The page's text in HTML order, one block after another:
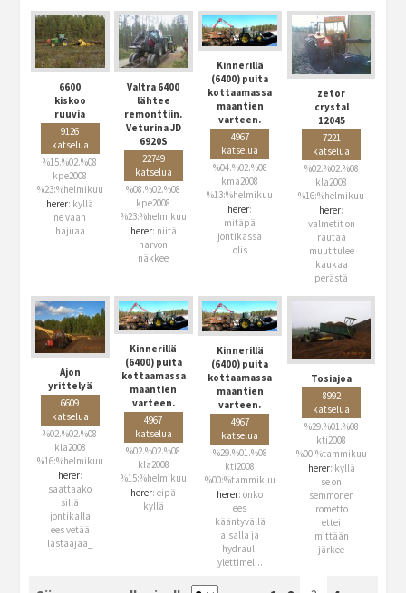
6600
kiskoo
ruuvia
9126
katselua
%15.%02.%08
kpe2008
%23:%helmikuu
herer: kyllä
ne vaan
hajuaa
Valtra 6400
lähtee
remonttiin.
Veturina JD
6920S
22749
katselua
%08.%02.%08
kpe2008
%23:%helmikuu
herer: niitä
harvon
näkkee
Kinnerillä
(6400) puita
kottaamassa
maantien
varteen.
4967
katselua
%04.%02.%08
kma2008
%13:%helmikuu
herer:
mitäpä
jontikassa
olis
zetor
crystal
12045
7221
katselua
%02.%02.%08
kla2008
%16:%helmikuu
herer:
valmetit on
rautaa
muut tulee
kaukaa
perästä
Ajon
yrittelyä
6609
katselua
%02.%02.%08
kla2008
%16:%helmikuu
herer:
saattaako
sillä
jontikalla
ees vetää
lastaajaa_
Kinnerillä
(6400) puita
kottaamassa
maantien
varteen.
4967
katselua
%02.%02.%08
kla2008
%15:%helmikuu
herer: eipä
kyllä
Kinnerillä
(6400) puita
kottaamassa
maantien
varteen.
4967
katselua
%29.%01.%08
kti2008
%00:%tammikuu
herer: onko
ees
kääntyvällä
aisalla ja
hydrauli
ylettimel...
Tosiajoa
8992
katselua
%29.%01.%08
kti2008
%00:%tammikuu
herer: kyllä
se on
semmonen
rometto
ettei
mittään
järkee